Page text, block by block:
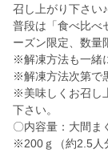
召し上がり下さい♪
普段は「食べ比べ
ーズン限定、数量
※解凍方法も一緒
※解凍方法次第で
※美味しくお召し
下さい。
〇内容量：大間ま
※200ｇ（約2.5人